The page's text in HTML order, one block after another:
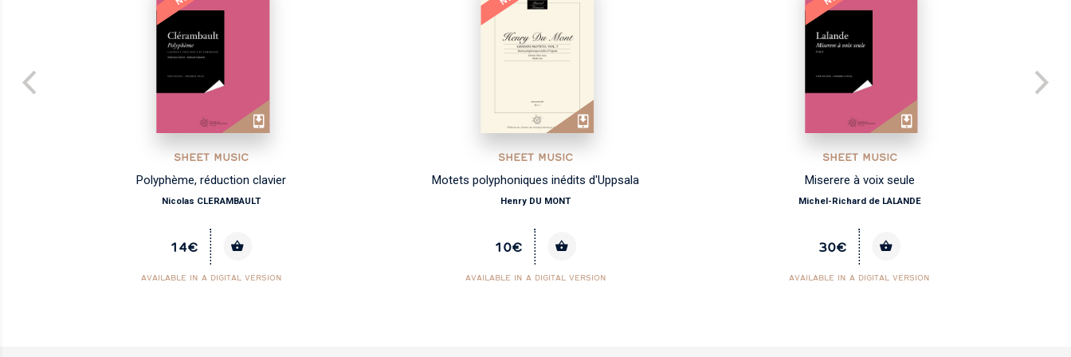
SHEET MUSIC
Polyphème, réduction clavier
Nicolas CLERAMBAULT
14€
AVAILABLE IN A DIGITAL VERSION
SHEET MUSIC
Motets polyphoniques inédits d'Uppsala
Henry DU MONT
10€
AVAILABLE IN A DIGITAL VERSION
SHEET MUSIC
Miserere à voix seule
Michel-Richard de LALANDE
30€
AVAILABLE IN A DIGITAL VERSION